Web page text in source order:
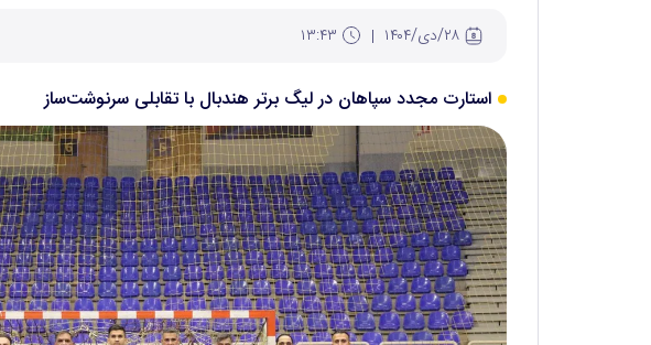
استارت مجدد سپاهان در لیگ برتر هندبال با تقابلی سرنوشت‌ساز